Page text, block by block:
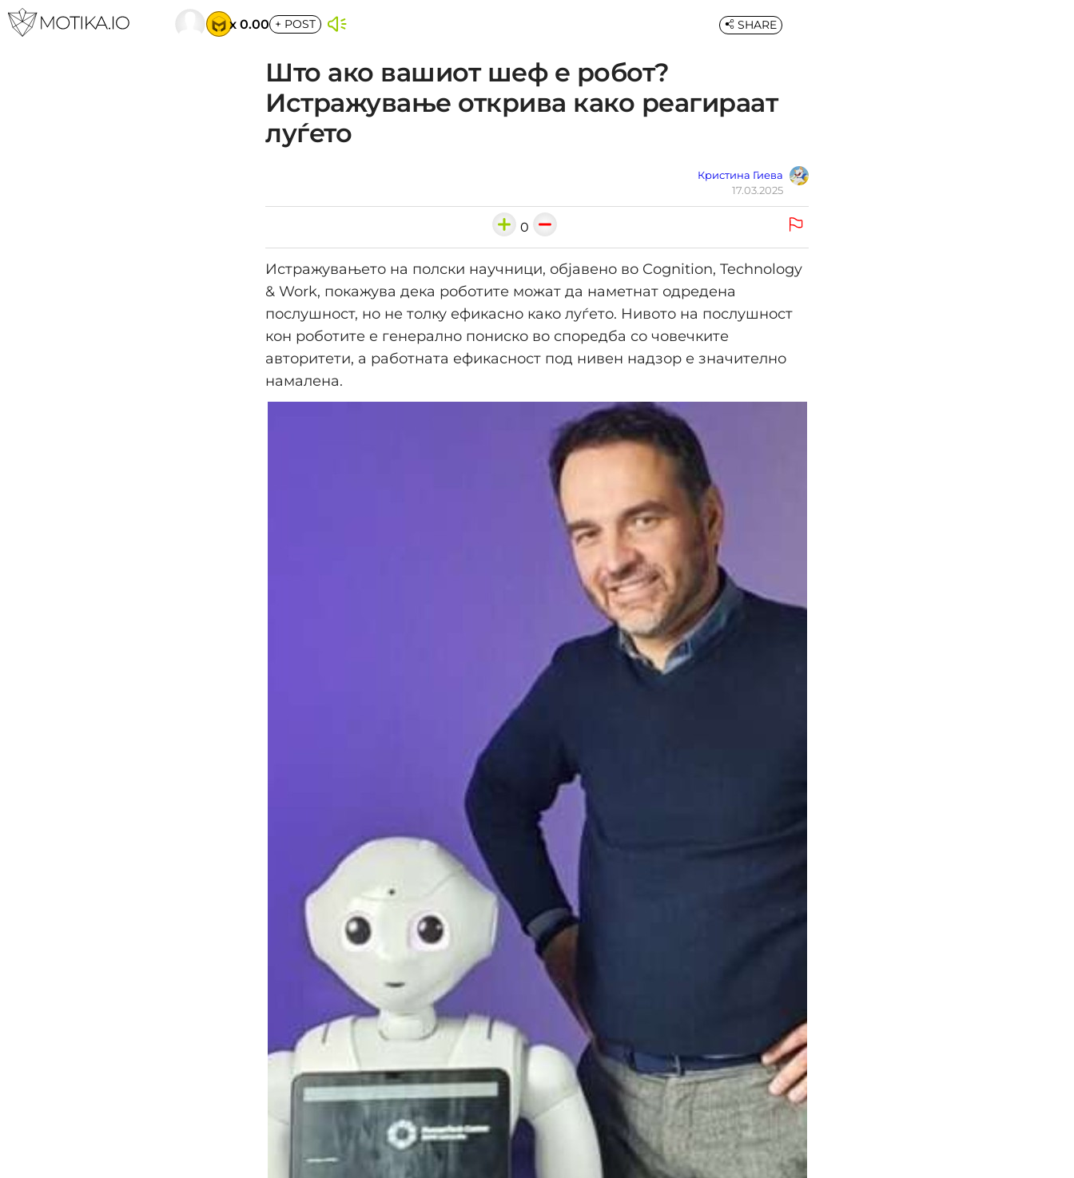
x 0.00 + POST
Што ако вашиот шеф е робот?
Истражување открива како реагираат
луѓето
Кристина Гиева
17.03.2025
SHARE
0
Истражувањето на полски научници, објавено во Cognition, Technology
& Work, покажува дека роботите можат да наметнат одредена
послушност, но не толку ефикасно како луѓето. Нивото на послушност
кон роботите е генерално пониско во споредба со човечките
авторитети, а работната ефикасност под нивен надзор е значително
намалена.